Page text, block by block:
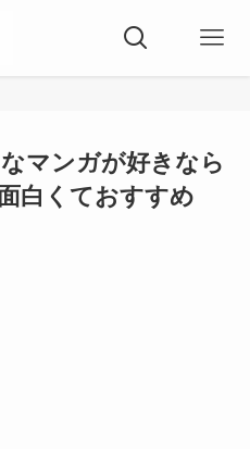
マンガが好きなら
白くておすすめ